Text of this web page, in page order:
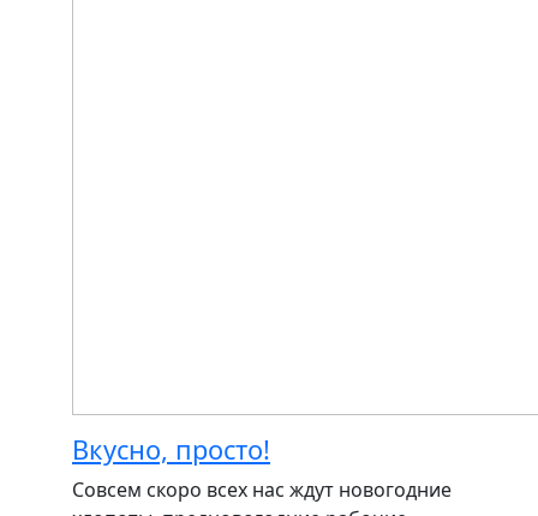
Вкусно, просто!
Совсем скоро всех нас ждут новогодние